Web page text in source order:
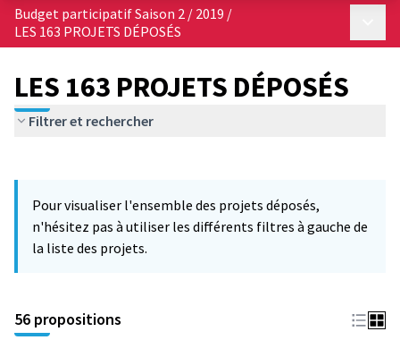
Budget participatif Saison 2 / 2019 /
LES 163 PROJETS DÉPOSÉS
LES 163 PROJETS DÉPOSÉS
Filtrer et rechercher
−
Pour visualiser l'ensemble des projets déposés,
n'hésitez pas à utiliser les différents filtres à gauche de
la liste des projets.
56 propositions